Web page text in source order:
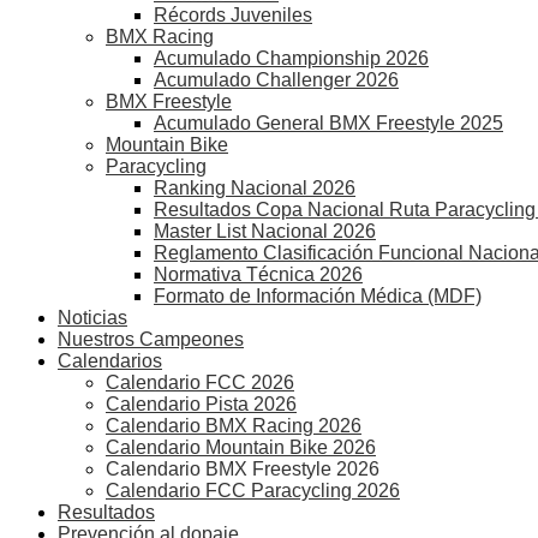
Récords Juveniles
BMX Racing
Acumulado Championship 2026
Acumulado Challenger 2026
BMX Freestyle
Acumulado General BMX Freestyle 2025
Mountain Bike
Paracycling
Ranking Nacional 2026
Resultados Copa Nacional Ruta
Master List Nacional 2026
Reglamento Clasificación Funcional Nacional
Normativa Técnica 2026
Formato de Información Médica (MDF)
Noticias
Nuestros Campeones
Calendarios
Calendario FCC 2026
Calendario Pista 2026
Calendario BMX Racing 2026
Calendario Mountain Bike 2026
Calendario BMX Freestyle 2026
Calendario FCC Paracycling 2026
Resultados
Prevención al dopaje